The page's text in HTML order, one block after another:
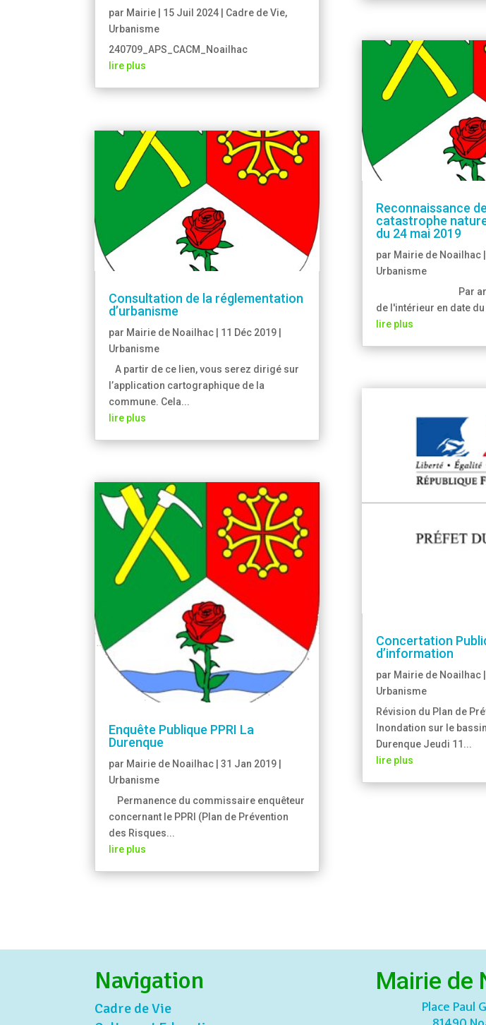
par Mairie 15 Juil 2024 Cadre de Vie,
Urbanisme
240709_APS_CACM_Noailhac
lire plus
Consultation de la réglementation
d’urbanisme
par Mairie de Noailhac 11 Déc 2019
Urbanisme
A partir de ce lien, vous serez dirigé sur
l’application cartographique de la
commune. Cela...
lire plus
Enquête Publique PPRI La
Durenque
par Mairie de Noailhac |31 Jan 2019 |
Urbanisme
Permanence du commissaire enquêteur
concernant le PPRI (Plan de Prévention
des Risques...
lire plus
Reconnaissance
catastrophe
du 24 mai 2019
par Mairie de Noailhac|
Urbanisme
Par arrêté
de l'intérieur en date du
lire plus
Concertation
d’information
par Mairie de Noailhac|
Urbanisme
Révision du Plan de
Inondation sur le
Durenque Jeudi 11...
lire plus
Navigation
Cadre de Vie
Mairie de
Place Paul